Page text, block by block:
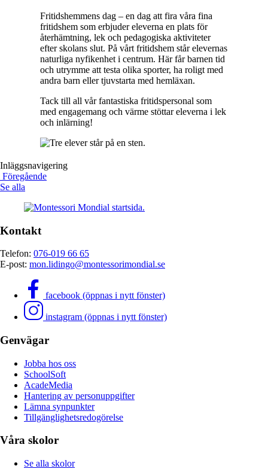
Fritidshemmens dag – en dag att fira våra fina
fritidshem som erbjuder eleverna en plats för
återhämtning, lek och pedagogiska aktiviteter
efter skolans slut. På vårt fritidshem står elevernas
naturliga nyfikenhet i centrum. Här får barnen tid
och utrymme att testa olika sporter, ha roligt med
andra barn eller tjuvstarta med hemläxan.
Tack till all vår fantastiska fritidspersonal som
med engagemang och värme stöttar eleverna i lek
och inlärning!
Inläggsnavigering
Föregående
Se alla
Kontakt
Telefon: 076-019 66 65
E-post: mon.lidingo@montessorimondial.se
facebook (öppnas i nytt fönster)
instagram (öppnas i nytt fönster)
Genvägar
Jobba hos oss
SchoolSoft
AcadeMedia
Hantering av personuppgifter
Lämna synpunkter
Tillgänglighetsredogörelse
Våra skolor
Se alla skolor